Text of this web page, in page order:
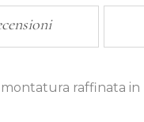
raffinata in